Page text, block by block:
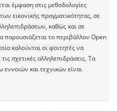
έμφαση στις μεθοδολογίες
εικονικής πραγματικότητας, σε
καθώς και σε
παρουσιάζεται το περιβάλλον Open
καλούνται οι φοιτητές να
σχετικές αλληλεπιδράσεις. Τα
και τεχνικών είναι